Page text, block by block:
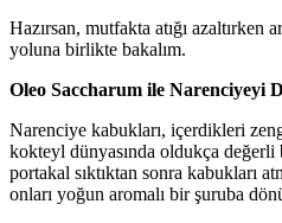
Hazırsan, mutfakta atığı azaltırken
yoluna birlikte bakalım.
Oleo Saccharum ile Narenciyeyi
Narenciye kabukları, içerdikleri
kokteyl dünyasında oldukça
portakal sıktıktan sonra kabukları
onları yoğun aromalı bir şuruba